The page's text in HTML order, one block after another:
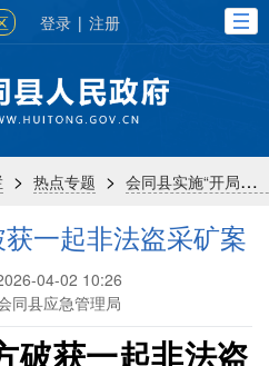
登录 | 注册
> 热点专题 > 会同县实施“开局八好”行动
一起非法盗采矿案
04-02 10:26
同县应急管理局
破获一起非法盗